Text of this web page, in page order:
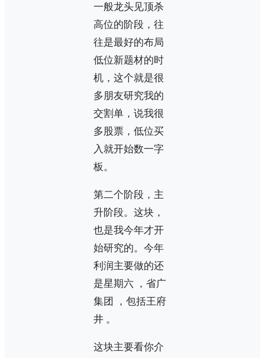
一般龙头见顶杀
高位的阶段，往
往是最好的布局
低位新题材的时
机，这个就是很
多朋友研究我的
交割单，说我很
多股票，低位买
入就开始数一字
板。
第二个阶段，主
升阶段。这块，
也是我今年才开
始研究的。今年
利润主要做的还
是星期六 ，省广
集团 ，包括王府
井 。
这块主要看你介